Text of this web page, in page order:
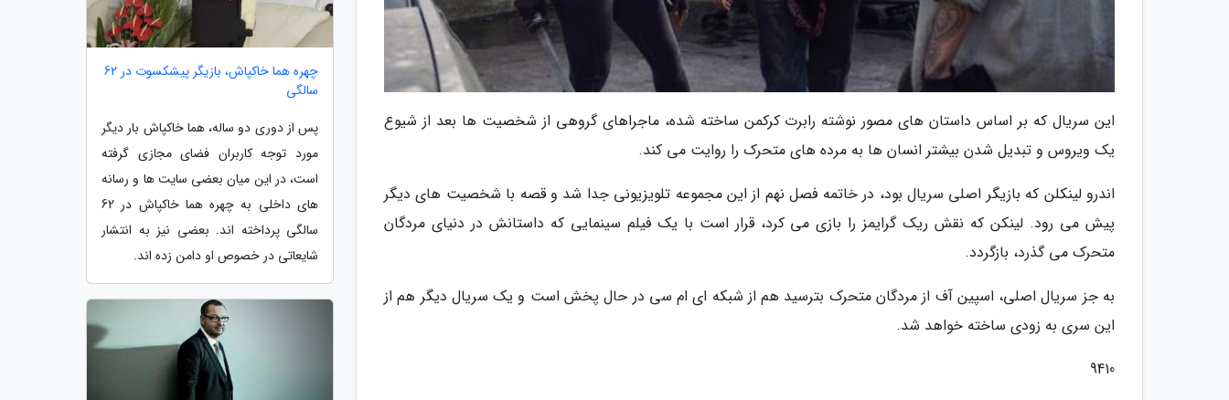
این سریال که بر اساس داستان های مصور نوشته رابرت کرکمن ساخته شده، ماجراهای گروهی از شخصیت ها بعد از شیوع
یک ویروس و تبدیل شدن بیشتر انسان ها به مرده های متحرک را روایت می کند.
اندرو لینکلن که بازیگر اصلی سریال بود، در خاتمه فصل نهم از این مجموعه تلویزیونی جدا شد و قصه با شخصیت های دیگر
پیش می رود. لینکن که نقش ریک گرایمز را بازی می کرد، قرار است با یک فیلم سینمایی که داستانش در دنیای مردگان
متحرک می گذرد، بازگردد.
به جز سریال اصلی، اسپین آف از مردگان متحرک بترسید هم از شبکه ای ام سی در حال پخش است و یک سریال دیگر هم از
این سری به زودی ساخته خواهد شد.
9410
چهره هما خاکپاش، بازیگر پیشکسوت در 62
سالگی
پس از دوری دو ساله، هما خاکپاش بار دیگر
مورد توجه کاربران فضای مجازی گرفته
است، در این میان بعضی سایت ها و رسانه
های داخلی به چهره هما خاکپاش در 62
سالگی پرداخته اند. بعضی نیز به انتشار
شایعاتی در خصوص او دامن زده اند.